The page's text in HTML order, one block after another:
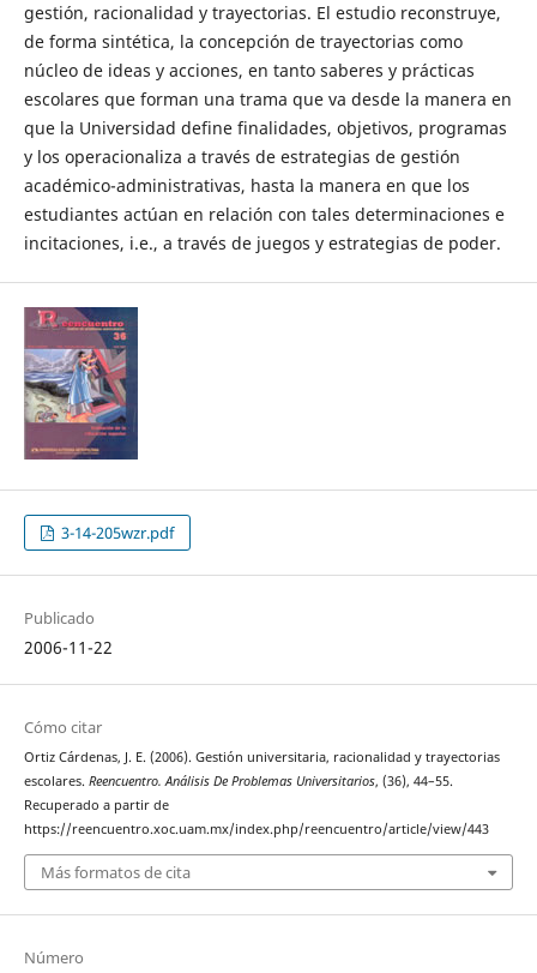
gestión, racionalidad y trayectorias. El estudio reconstruye,
de forma sintética, la concepción de trayectorias como
núcleo de ideas y acciones, en tanto saberes y prácticas
escolares que forman una trama que va desde la manera en
que la Universidad define finalidades, objetivos, programas
y los operacionaliza a través de estrategias de gestión
académico-administrativas, hasta la manera en que los
estudiantes actúan en relación con tales determinaciones e
incitaciones, i.e., a través de juegos y estrategias de poder.
3-14-205wzr.pdf
Publicado
2006-11-22
Cómo citar
Ortiz Cárdenas, J. E. (2006). Gestión universitaria, racionalidad y trayectorias
escolares. Reencuentro. Análisis De Problemas Universitarios, (36), 44–55.
Recuperado a partir de
https://reencuentro.xoc.uam.mx/index.php/reencuentro/article/view/443
Más formatos de cita
Número